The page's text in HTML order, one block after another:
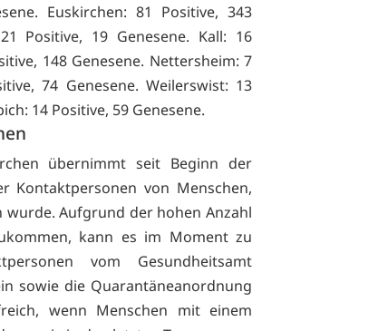
Euskirchen: 81 Positive, 343
Positive, 19 Genesene. Kall: 16
148 Genesene. Nettersheim: 7
74 Genesene. Weilerswist: 13
14 Positive, 59 Genesene.
übernimmt seit Beginn der
Kontaktpersonen von Menschen,
wurde. Aufgrund der hohen Anzahl
kann es im Moment zu
vom Gesundheitsamt
sowie die Quarantäneanordnung
wenn Menschen mit einem